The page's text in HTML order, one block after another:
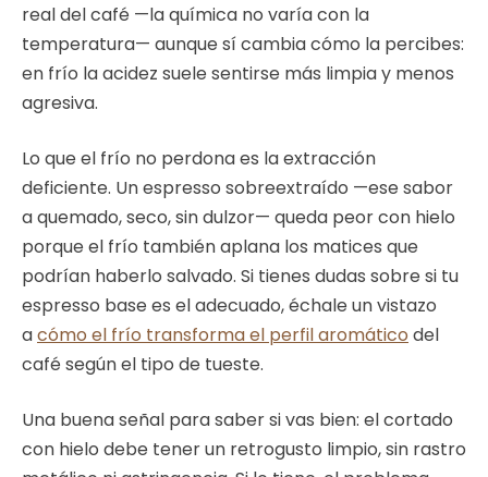
real del café —la química no varía con la
temperatura— aunque sí cambia cómo la percibes:
en frío la acidez suele sentirse más limpia y menos
agresiva.
Lo que el frío no perdona es la extracción
deficiente. Un espresso sobreextraído —ese sabor
a quemado, seco, sin dulzor— queda peor con hielo
porque el frío también aplana los matices que
podrían haberlo salvado. Si tienes dudas sobre si tu
espresso base es el adecuado, échale un vistazo
acómo el frío transforma el perfil aromático del
café según el tipo de tueste.
Una buena señal para saber si vas bien: el cortado
con hielo debe tener un retrogusto limpio, sin rastro